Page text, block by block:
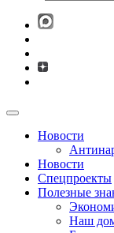
Новости
Новости
Спецпроекты
Полезные
Наш